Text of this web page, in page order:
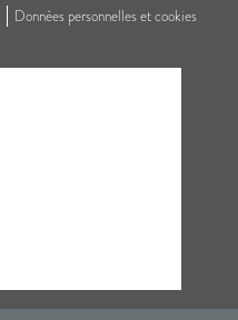
Données personnelles et cookies